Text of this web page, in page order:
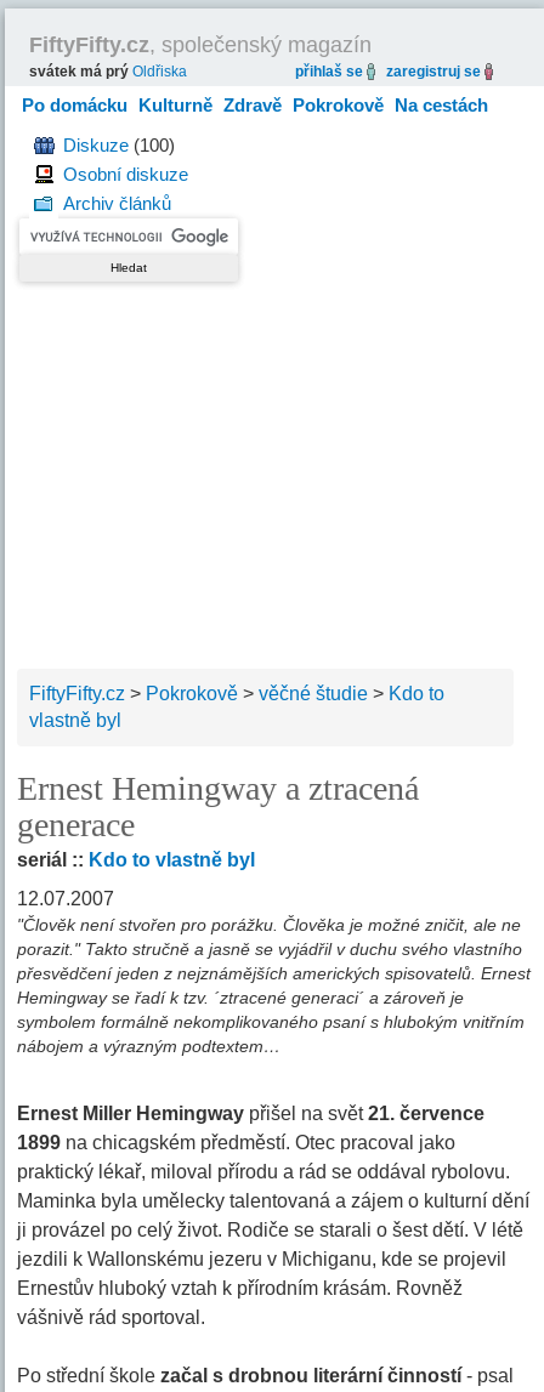
FiftyFifty.cz, společenský magazín
svátek má prýOldřiska přihlaš se zaregistruj se
Po domácku Kulturně Zdravě Pokrokově Na cestách
HravěDiskuze (100)
Osobní diskuze
Archiv článků
FiftyFifty.cz > Pokrokově >věčné študie > Kdo to
vlastně byl
Ernest Hemingway a ztracená
generace
seriál :: Kdo to vlastně byl
12.07.2007
"Člověk není stvořen pro porážku. Člověka je možné zničit, ale ne
porazit." Takto stručně a jasně se vyjádřil v duchu svého vlastního
přesvědčení jeden z nejznámějších amerických spisovatelů. Ernest
Hemingway se řadí k tzv. ´ztracené generaci´ a zároveň je
symbolem formálně nekomplikovaného psaní s hlubokým vnitřním
nábojem a výrazným podtextem…
Ernest Miller Hemingway přišel na svět21. července
1899 na chicagském předměstí. Otec pracoval jako
praktický lékař, miloval přírodu a rád se oddával rybolovu.
Maminka byla umělecky talentovaná a zájem o kulturní dění
ji provázel po celý život. Rodiče se starali o šest dětí. V létě
jezdili k Wallonskému jezeru v Michiganu, kde se projevil
Ernestův hluboký vztah k přírodním krásám. Rovněž
vášnivě rád sportoval.
Po střední školezačal s drobnou literární činností - psal